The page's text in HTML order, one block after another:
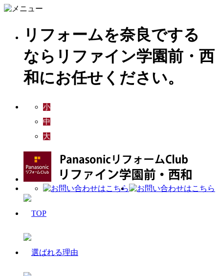
リフォームを奈良でする
ならリファイン学園前・西
和にお任せください。
小
中
大